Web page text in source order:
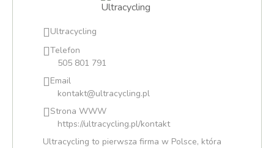
Ultracycling
Telefon
505 801 791
Email
kontakt@ultracycling.pl
Strona WWW
https://ultracycling.pl/kontakt
Ultracycling to pierwsza firma w Polsce, która